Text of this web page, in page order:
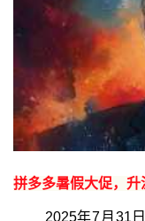
拼多多暑假大促，
2025年7月31